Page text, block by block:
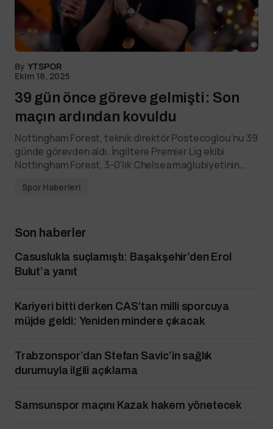
By YTSPOR
Ekim 18, 2025
39 gün önce göreve gelmişti: Son
maçın ardından kovuldu
Nottingham Forest, teknik direktör Postecoglou’nu 39
günde görevden aldı. İngiltere Premier Lig ekibi
Nottingham Forest, 3-0’lık Chelsea mağlubiyetinin…
Spor Haberleri
Son haberler
Casuslukla suçlamıştı: Başakşehir’den Erol
Bulut’a yanıt
Kariyeri bitti derken CAS’tan milli sporcuya
müjde geldi: Yeniden mindere çıkacak
Trabzonspor’dan Stefan Savic’in sağlık
durumuyla ilgili açıklama
Samsunspor maçını Kazak hakem yönetecek